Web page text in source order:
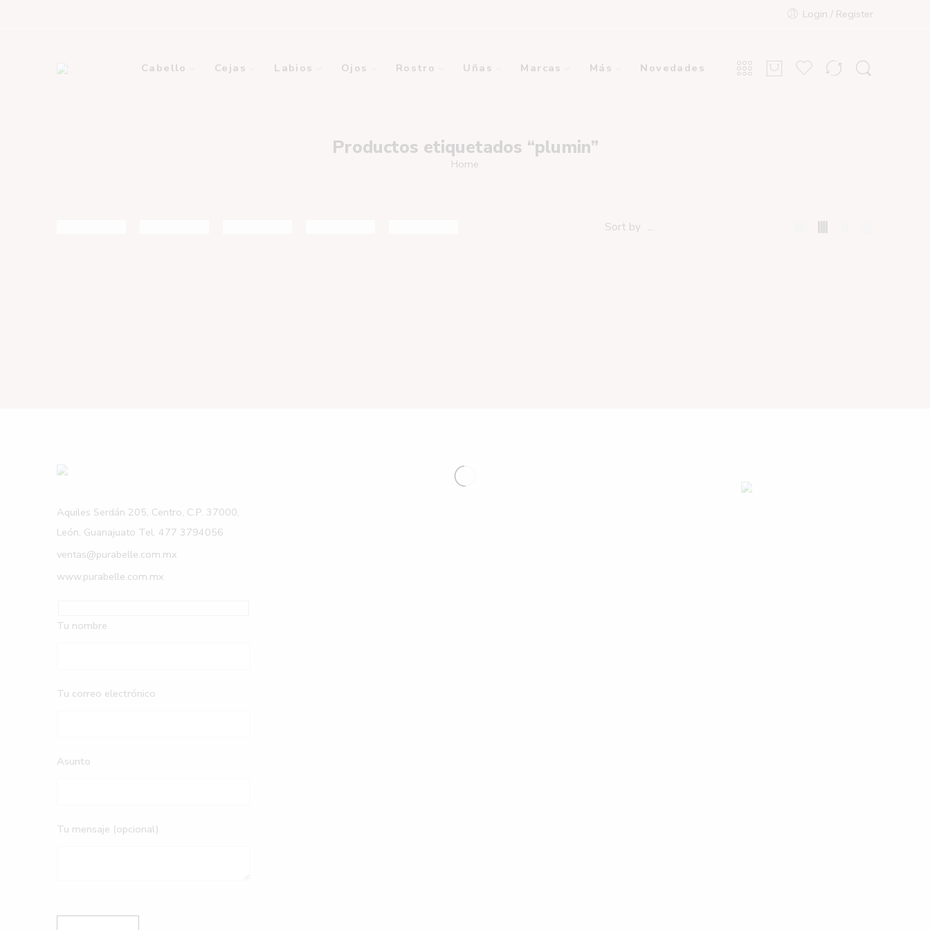
Login / Register
Cabello Cejas Labios Ojos Rostro Uñas Marcas Más Novedades
Productos etiquetados “plumin”
Home
Sort by ...
Aquiles Serdán 205, Centro, C.P. 37000,
León, Guanajuato Tel. 477 3794056
ventas@purabelle.com.mx
www.purabelle.com.mx
Tu nombre
Tu correo electrónico
Asunto
Tu mensaje (opcional)